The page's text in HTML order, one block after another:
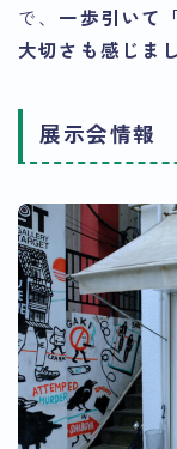
で、 一歩引いて
大切さも感じま
展示会情報